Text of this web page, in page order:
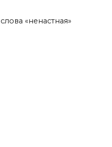
«ненастная»